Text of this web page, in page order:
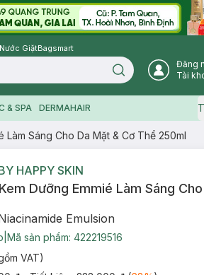
Nước GiặtBagsmart
Search icon
Đăng
Tài
& SPA DERMAHAIR
Làm Sáng Cho Da Mặt & Cơ Thể 250ml
HAPPY SKIN
Dưỡng Emmié Làm Sáng
Emulsion
Mã sản phẩm: 422219516
VAT)